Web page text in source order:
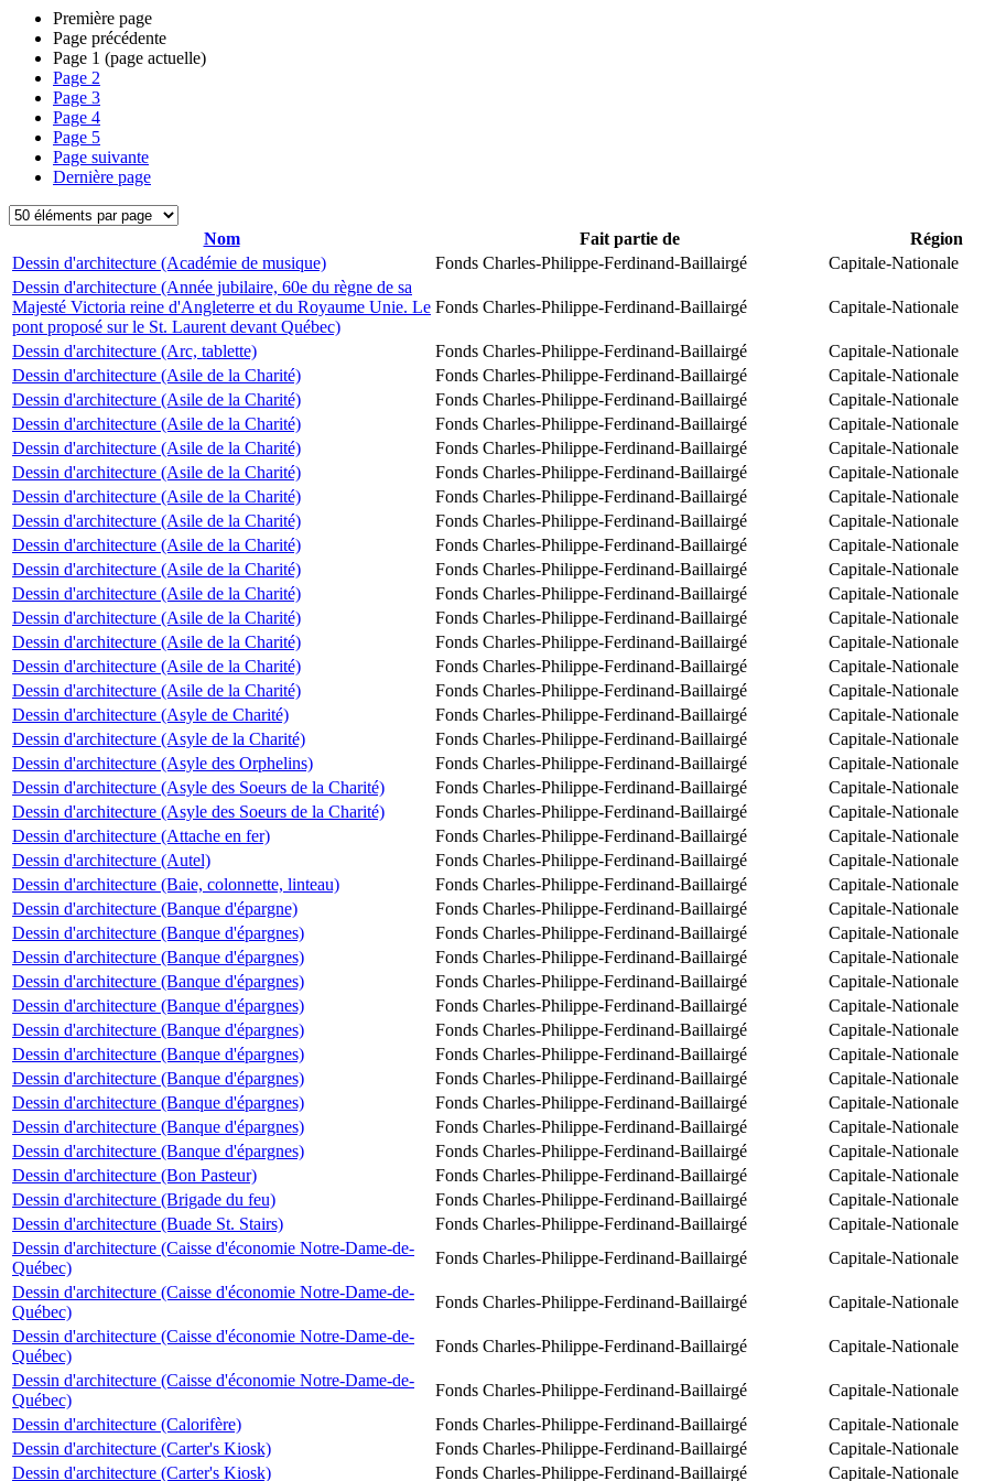
Première page
Page précédente
Page 1 (page actuelle)
Page 2
Page 3
Page 4
Page 5
Page suivante
Dernière page
Nom Fait partie de Région
Dessin d'architecture (Académie de musique)
Fonds Charles-Philippe-Ferdinand-Baillairgé Capitale-Nationale
Dessin d'architecture (Année jubilaire, 60e du règne de sa
Majesté Victoria reine d'Angleterre et du Royaume Unie. Le
pont proposé sur le St. Laurent devant Québec)
Fonds Charles-Philippe-Ferdinand-Baillairgé Capitale-Nationale
Dessin d'architecture (Arc, tablette) Fonds Charles-Philippe-Ferdinand-Baillairgé Capitale-Nationale
Dessin d'architecture (Asile de la Charité)
Fonds Charles-Philippe-Ferdinand-Baillairgé Capitale-Nationale
Dessin d'architecture (Asile de la Charité)
Fonds Charles-Philippe-Ferdinand-Baillairgé Capitale-Nationale
Dessin d'architecture (Asile de la Charité)
Fonds Charles-Philippe-Ferdinand-Baillairgé Capitale-Nationale
Dessin d'architecture (Asile de la Charité)
Fonds Charles-Philippe-Ferdinand-Baillairgé Capitale-Nationale
Dessin d'architecture (Asile de la Charité)
Fonds Charles-Philippe-Ferdinand-Baillairgé Capitale-Nationale
Dessin d'architecture (Asile de la Charité)
Fonds Charles-Philippe-Ferdinand-Baillairgé Capitale-Nationale
Dessin d'architecture (Asile de la Charité)
Fonds Charles-Philippe-Ferdinand-Baillairgé Capitale-Nationale
Dessin d'architecture (Asile de la Charité)
Fonds Charles-Philippe-Ferdinand-Baillairgé Capitale-Nationale
Dessin d'architecture (Asile de la Charité)
Fonds Charles-Philippe-Ferdinand-Baillairgé Capitale-Nationale
Dessin d'architecture (Asile de la Charité)
Fonds Charles-Philippe-Ferdinand-Baillairgé Capitale-Nationale
Dessin d'architecture (Asile de la Charité)
Fonds Charles-Philippe-Ferdinand-Baillairgé Capitale-Nationale
Dessin d'architecture (Asile de la Charité)
Fonds Charles-Philippe-Ferdinand-Baillairgé Capitale-Nationale
Dessin d'architecture (Asile de la Charité)
Fonds Charles-Philippe-Ferdinand-Baillairgé Capitale-Nationale
Dessin d'architecture (Asile de la Charité)
Fonds Charles-Philippe-Ferdinand-Baillairgé Capitale-Nationale
Dessin d'architecture (Asyle de Charité)
Fonds Charles-Philippe-Ferdinand-Baillairgé Capitale-Nationale
Dessin d'architecture (Asyle de la Charité)
Fonds Charles-Philippe-Ferdinand-Baillairgé Capitale-Nationale
Dessin d'architecture (Asyle des Orphelins)
Fonds Charles-Philippe-Ferdinand-Baillairgé Capitale-Nationale
Dessin d'architecture (Asyle des Soeurs de la Charité)
Fonds Charles-Philippe-Ferdinand-Baillairgé Capitale-Nationale
Dessin d'architecture (Asyle des Soeurs de la Charité)
Fonds Charles-Philippe-Ferdinand-Baillairgé Capitale-Nationale
Dessin d'architecture (Attache en fer)
Fonds Charles-Philippe-Ferdinand-Baillairgé Capitale-Nationale
Dessin d'architecture (Autel)
Fonds Charles-Philippe-Ferdinand-Baillairgé Capitale-Nationale
Dessin d'architecture (Baie, colonnette, linteau)
Fonds Charles-Philippe-Ferdinand-Baillairgé Capitale-Nationale
Dessin d'architecture (Banque d'épargne)
Fonds Charles-Philippe-Ferdinand-Baillairgé Capitale-Nationale
Dessin d'architecture (Banque d'épargnes)
Fonds Charles-Philippe-Ferdinand-Baillairgé Capitale-Nationale
Dessin d'architecture (Banque d'épargnes)
Fonds Charles-Philippe-Ferdinand-Baillairgé Capitale-Nationale
Dessin d'architecture (Banque d'épargnes)
Fonds Charles-Philippe-Ferdinand-Baillairgé Capitale-Nationale
Dessin d'architecture (Banque d'épargnes)
Fonds Charles-Philippe-Ferdinand-Baillairgé Capitale-Nationale
Dessin d'architecture (Banque d'épargnes)
Fonds Charles-Philippe-Ferdinand-Baillairgé Capitale-Nationale
Dessin d'architecture (Banque d'épargnes)
Fonds Charles-Philippe-Ferdinand-Baillairgé Capitale-Nationale
Dessin d'architecture (Banque d'épargnes)
Fonds Charles-Philippe-Ferdinand-Baillairgé Capitale-Nationale
Dessin d'architecture (Banque d'épargnes)
Fonds Charles-Philippe-Ferdinand-Baillairgé Capitale-Nationale
Dessin d'architecture (Banque d'épargnes)
Fonds Charles-Philippe-Ferdinand-Baillairgé Capitale-Nationale
Dessin d'architecture (Banque d'épargnes)
Fonds Charles-Philippe-Ferdinand-Baillairgé Capitale-Nationale
Dessin d'architecture (Bon Pasteur)
Fonds Charles-Philippe-Ferdinand-Baillairgé Capitale-Nationale
Dessin d'architecture (Brigade du feu)
Fonds Charles-Philippe-Ferdinand-Baillairgé Capitale-Nationale
Dessin d'architecture (Buade St. Stairs)
Fonds Charles-Philippe-Ferdinand-Baillairgé Capitale-Nationale
Dessin d'architecture (Caisse d'économie Notre-Dame-de-
Québec)
Fonds Charles-Philippe-Ferdinand-Baillairgé Capitale-Nationale
Dessin d'architecture (Caisse d'économie Notre-Dame-de-
Québec)
Fonds Charles-Philippe-Ferdinand-Baillairgé Capitale-Nationale
Dessin d'architecture (Caisse d'économie Notre-Dame-de-
Québec)
Fonds Charles-Philippe-Ferdinand-Baillairgé Capitale-Nationale
Dessin d'architecture (Caisse d'économie Notre-Dame-de-
Québec)
Fonds Charles-Philippe-Ferdinand-Baillairgé Capitale-Nationale
Dessin d'architecture (Calorifère)
Fonds Charles-Philippe-Ferdinand-Baillairgé Capitale-Nationale
Dessin d'architecture (Carter's Kiosk)
Fonds Charles-Philippe-Ferdinand-Baillairgé Capitale-Nationale
Dessin d'architecture (Carter's Kiosk)
Fonds Charles-Philippe-Ferdinand-Baillairgé Capitale-Nationale